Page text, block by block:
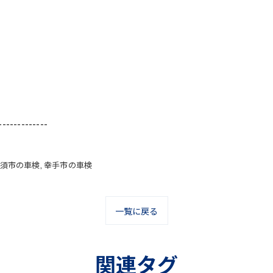
市の車検 幸手市の車検
一覧に戻る
関連タグ